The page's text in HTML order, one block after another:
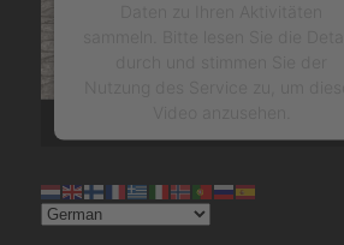
Mehr Informationen